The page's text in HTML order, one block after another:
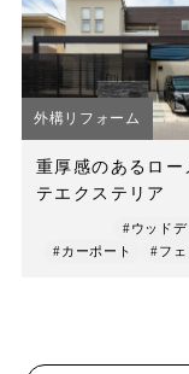
店舗案内
スタッフ紹介
プライバシーポ
サイトマップ
採用情報
外構リフォーム
重厚感のあるロー
テエクステリア
#ウッドデ
#カーポート
#フェ